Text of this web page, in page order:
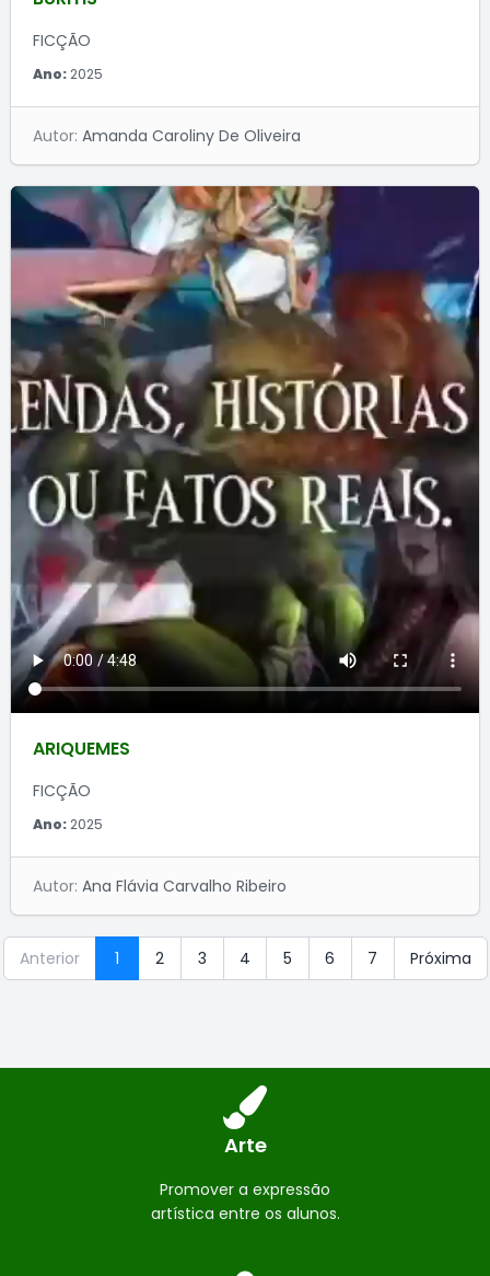
FICÇÃO
Ano:2025
Autor: Amanda Caroliny De Oliveira
ARIQUEMES
FICÇÃO
Ano:2025
Autor: Ana Flávia Carvalho Ribeiro
Anterior 1 2 3 4 5 6 7 Próxima
Arte
Promover a expressão
artística entre os alunos.